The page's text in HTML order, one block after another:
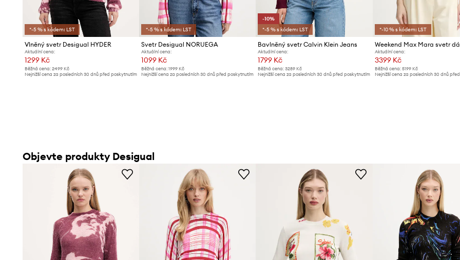
*-5 % s kódem: LST
Vlněný svetr Desigual HYDER
Aktuální cena:
1299 Kč
Běžná cena: 2499 Kč
Nejnižší cena za posledních 30 dnů před poskytnutím
*-5 % s kódem: LST
Svetr Desigual NORUEGA
Aktuální cena:
1099 Kč
Běžná cena:1999 Kč
Nejnižší cena za posledních 30 dnů před poskytnutím
-10%
*-5 % s kódem: LST
Bavlněný svetr Calvin Klein Jeans
Aktuální cena:
1799 Kč
Běžná cena: 3289 Kč
Nejnižší cena za posledních 30 dnů před poskytnutím
*-10 % s kódem: LST
Aktuální cena:
3399 Kč
Běžná cena: 5199 Kč
Nejnižší cena za posledních 30 dnů
Objevte produkty Desigual